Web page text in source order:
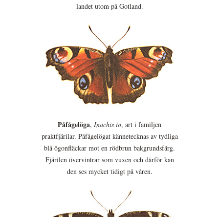
landet utom på Gotland.
Påfågelöga, Inachis io, art i familjen
praktfjärilar. Påfågelögat kännetecknas av tydliga
blå ögonfläckar mot en rödbrun bakgrundsfärg.
Fjärilen övervintrar som vuxen och därför kan
den ses mycket tidigt på våren.